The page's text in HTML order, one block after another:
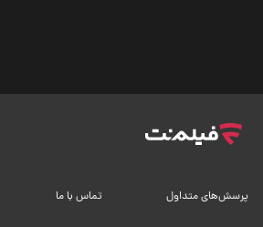
پرسش‌های متداول تماس با ما